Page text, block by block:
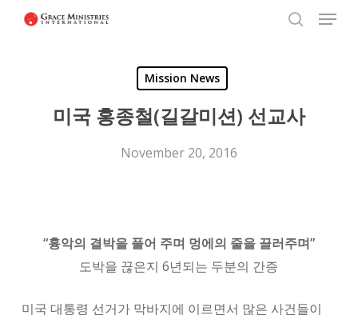
Menu
Mission News
미국 홍종철(길갈미션) 선교사
November 20, 2016
“흉악의 결박을 풀어 주며 멍에의 줄을 끌러주며”
도박을 끊은지 6년되는 두분의 간증
미국 대통령 선거가 막바지에 이르면서 많은 사건들이